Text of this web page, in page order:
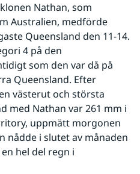
Nathan, som
Australien, medförde
Queensland den 11-14.
4 på den
som den var då på
Queensland. Efter
västerut och största
med Nathan var 261 mm i
uppmätt morgonen
nådde i slutet av månaden
hel del regn i